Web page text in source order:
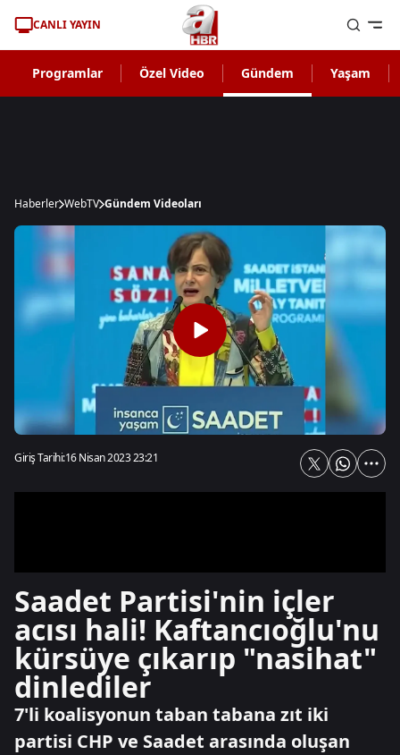
CANLI YAYIN
Programlar Özel Video Gündem Yaşam
Haberler WebTV Gündem Videoları
Giriş Tarihi:16 Nisan 2023 23:21
Saadet Partisi'nin içler
acısı hali! Kaftancıoğlu'nu
kürsüye çıkarıp "nasihat"
dinlediler
7'li koalisyonun taban tabana zıt iki
partisi CHP ve Saadet arasında oluşan